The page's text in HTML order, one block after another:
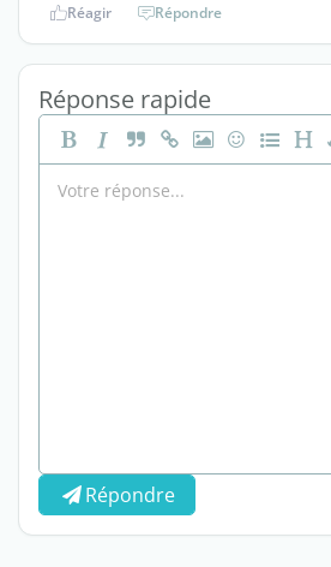
Réagir Répondre
Réponse rapide
Répondre